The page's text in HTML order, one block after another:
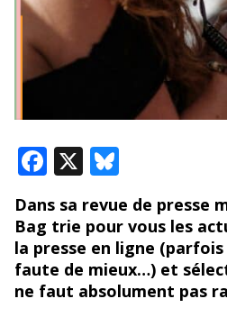
F
e
b
o
o
X Bl
e
sk
y
Dans sa revue de presse
Bag trie pour vous les
la presse en ligne
faute de mieux…) et
ne faut absolument pas